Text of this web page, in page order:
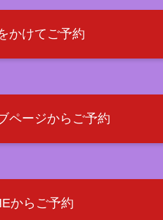
かけてご予約
ページからご予約
からご予約